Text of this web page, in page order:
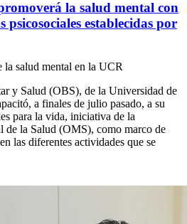
la salud mental con
psicosociales establecidas por
la salud mental en la UCR
y Salud (OBS), de la Universidad de
a finales de julio pasado, a su
para la vida, iniciativa de la
de la Salud (OMS), como marco de
las diferentes actividades que se